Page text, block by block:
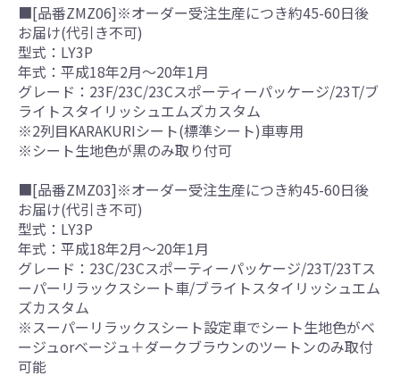
■[品番ZMZ06]※オーダー受注生産につき約45-60日後
お届け(代引き不可)
型式：LY3P
年式：平成18年2月～20年1月
グレード：23F/23C/23Cスポーティーパッケージ/23T/ブ
ライトスタイリッシュエムズカスタム
※2列目KARAKURIシート(標準シート)車専用
※シート生地色が黒のみ取り付可
■[品番ZMZ03]※オーダー受注生産につき約45-60日後
お届け(代引き不可)
型式：LY3P
年式：平成18年2月～20年1月
グレード：23C/23Cスポーティーパッケージ/23T/23Tス
ーパーリラックスシート車/ブライトスタイリッシュエム
ズカスタム
※スーパーリラックスシート設定車でシート生地色がベ
ージュorベージュ＋ダークブラウンのツートンのみ取付
可能